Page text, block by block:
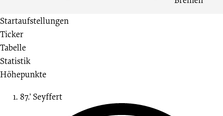
SV
Werder
Bremen
1:0
Startaufstellungen
Ticker
Tabelle
Statistik
Höhepunkte
87.’Seyffert